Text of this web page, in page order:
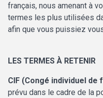
français, nous amenant à
termes les plus utilisées
afin que vous puissiez
LES TERMES À RETENIR
CIF (Congé individuel de
prévu dans le cadre de la